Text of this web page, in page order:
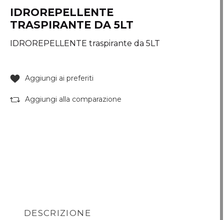
IDROREPELLENTE
TRASPIRANTE DA 5LT
IDROREPELLENTE traspirante da 5LT
Aggiungi ai preferiti
Aggiungi alla comparazione
DESCRIZIONE